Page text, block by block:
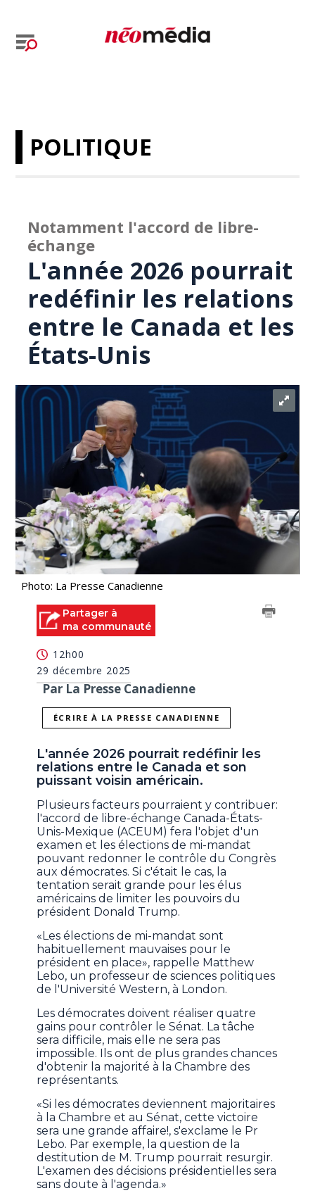
POLITIQUE
Notamment l'accord de libre-
échange
L'année 2026 pourrait
redéfinir les relations
entre le Canada et les
États-Unis
Photo: La Presse Canadienne
Partager à
ma communauté
12h00
29 décembre 2025
Par La Presse Canadienne
ÉCRIRE À LA PRESSE CANADIENNE
L'année 2026 pourrait redéfinir les
relations entre le Canada et son
puissant voisin américain.
Plusieurs facteurs pourraient y contribuer:
l'accord de libre-échange Canada-États-
Unis-Mexique (ACEUM) fera l'objet d'un
examen et les élections de mi-mandat
pouvant redonner le contrôle du Congrès
aux démocrates. Si c'était le cas, la
tentation serait grande pour les élus
américains de limiter les pouvoirs du
président Donald Trump.
«Les élections de mi-mandat sont
habituellement mauvaises pour le
président en place», rappelle Matthew
Lebo, un professeur de sciences politiques
de l'Université Western, à London.
Les démocrates doivent réaliser quatre
gains pour contrôler le Sénat. La tâche
sera difficile, mais elle ne sera pas
impossible. Ils ont de plus grandes chances
d'obtenir la majorité à la Chambre des
représentants.
«Si les démocrates deviennent majoritaires
à la Chambre et au Sénat, cette victoire
sera une grande affaire!, s'exclame le Pr
Lebo. Par exemple, la question de la
destitution de M. Trump pourrait resurgir.
L'examen des décisions présidentielles sera
sans doute à l'agenda.»